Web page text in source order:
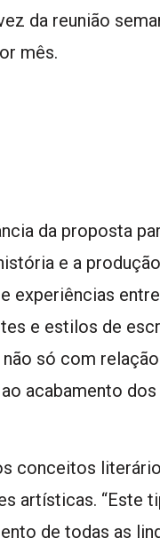
da reunião
mês.
da proposta
e a
experiências
e estilos de
só com
acabamento dos
conceitos
artísticas. “Este
de todas as